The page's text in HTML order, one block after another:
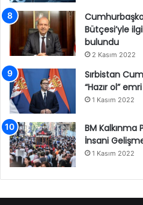
Bütçesi’yle
bulundu
2 Kasım 2022
Sırbistan
“Hazır ol”
1 Kasım 2022
BM Kalkınma
İnsani
1 Kasım 2022